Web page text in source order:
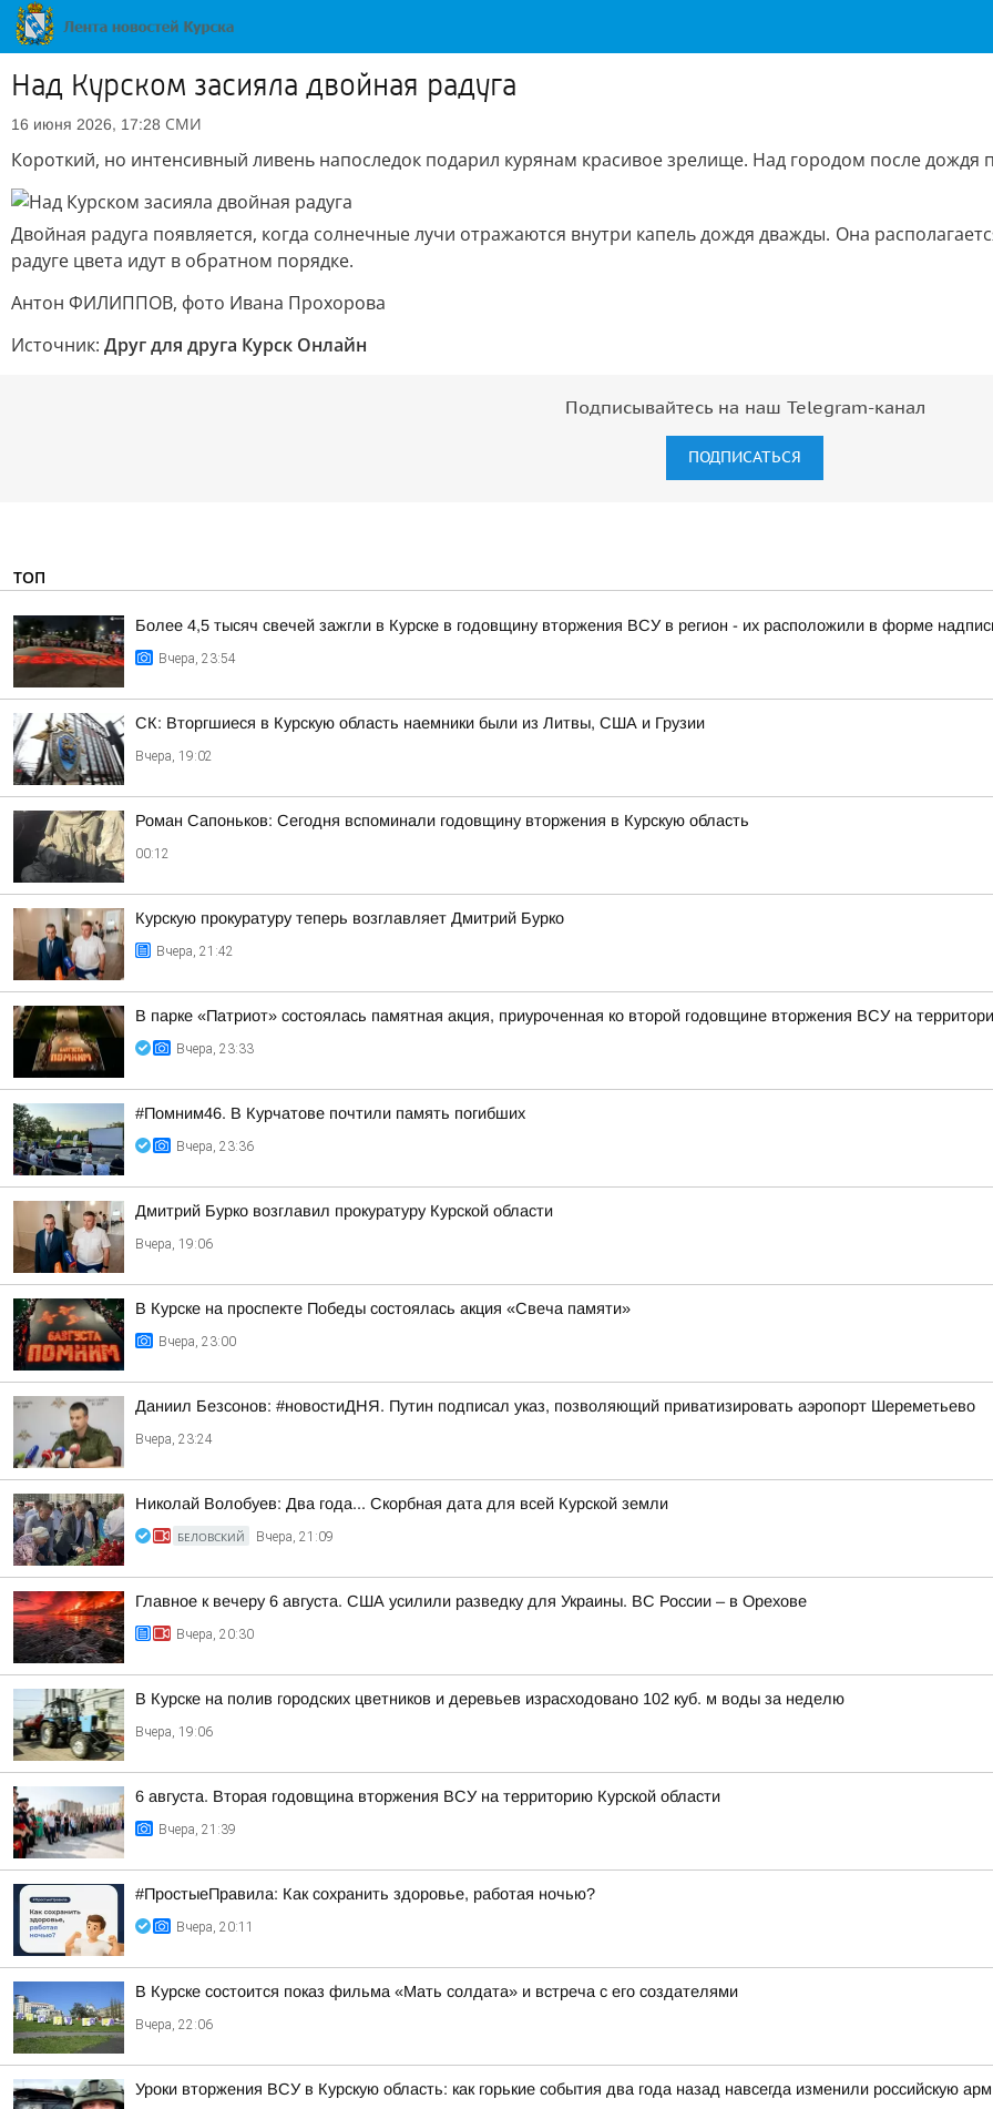
Над Курском засияла двойная радуга
16 июня 2026, 17:28 СМИ
Короткий, но интенсивный ливень напоследок подарил курянам красивое зрелище. Над городом после дождя
Двойная радуга появляется, когда солнечные лучи отражаются внутри капель дождя дважды. Она
радуге цвета идут в обратном порядке.
Антон ФИЛИППОВ, фото Ивана Прохорова
Источник: Друг для друга Курск Онлайн
Подписывайтесь на наш Telegram-канал
ПОДПИСАТЬСЯ
ТОП
Более 4,5 тысяч свечей зажгли в Курске в годовщину вторжения ВСУ в регион - их расположили в форме
Вчера, 23:54
СК: Вторгшиеся в Курскую область наемники были из Литвы, США и Грузии
Вчера, 19:02
Роман Сапоньков: Сегодня вспоминали годовщину вторжения в Курскую область
00:12
Курскую прокуратуру теперь возглавляет Дмитрий Бурко
Вчера, 21:42
В парке «Патриот» состоялась памятная акция, приуроченная ко второй годовщине вторжения ВСУ на
Вчера, 23:33
#Помним46. В Курчатове почтили память погибших
Вчера, 23:36
Дмитрий Бурко возглавил прокуратуру Курской области
Вчера, 19:06
В Курске на проспекте Победы состоялась акция «Свеча памяти»
Вчера, 23:00
Даниил Безсонов: #новостиДНЯ. Путин подписал указ, позволяющий приватизировать аэропорт Шереметьево
Вчера, 23:24
Николай Волобуев: Два года... Скорбная дата для всей Курской земли
БЕЛОВСКИЙ Вчера, 21:09
Главное к вечеру 6 августа. США усилили разведку для Украины. ВС России – в Орехове
Вчера, 20:30
В Курске на полив городских цветников и деревьев израсходовано 102 куб. м воды за неделю
Вчера, 19:06
6 августа. Вторая годовщина вторжения ВСУ на территорию Курской области
Вчера, 21:39
#ПростыеПравила: Как сохранить здоровье, работая ночью?
Вчера, 20:11
В Курске состоится показ фильма «Мать солдата» и встреча с его создателями
Вчера, 22:06
Уроки вторжения ВСУ в Курскую область: как горькие события два года назад навсегда изменили российскую